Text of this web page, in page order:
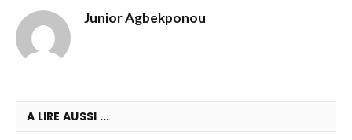
Junior Agbekponou
A LIRE AUSSI ...